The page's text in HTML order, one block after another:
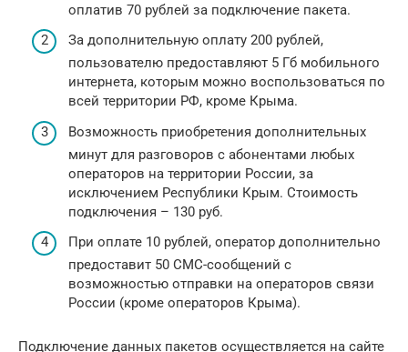
оплатив 70 рублей за подключение пакета.
За дополнительную оплату 200 рублей,
пользователю предоставляют 5 Гб мобильного
интернета, которым можно воспользоваться по
всей территории РФ, кроме Крыма.
Возможность приобретения дополнительных
минут для разговоров с абонентами любых
операторов на территории России, за
исключением Республики Крым. Стоимость
подключения – 130 руб.
При оплате 10 рублей, оператор дополнительно
предоставит 50 СМС-сообщений с
возможностью отправки на операторов связи
России (кроме операторов Крыма).
Подключение данных пакетов осуществляется на сайте